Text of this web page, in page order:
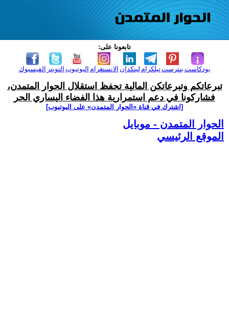
تابعونا على:
الفيسبوك التويتر اليوتيوب الانستغرام لينكدإن تيلكرامبنترست بودكاست
تبرعاتكم وتبرعاتكن المالية تحفظ استقلال الحوار المتمدن،
فشاركونا في دعم استمرارية هذا الفضاء اليساري الحر
[اشترك في قناة ‫«الحوار المتمدن» على اليوتيوب]
الحوار المتمدن - موبايل
الموقع الرئيسي